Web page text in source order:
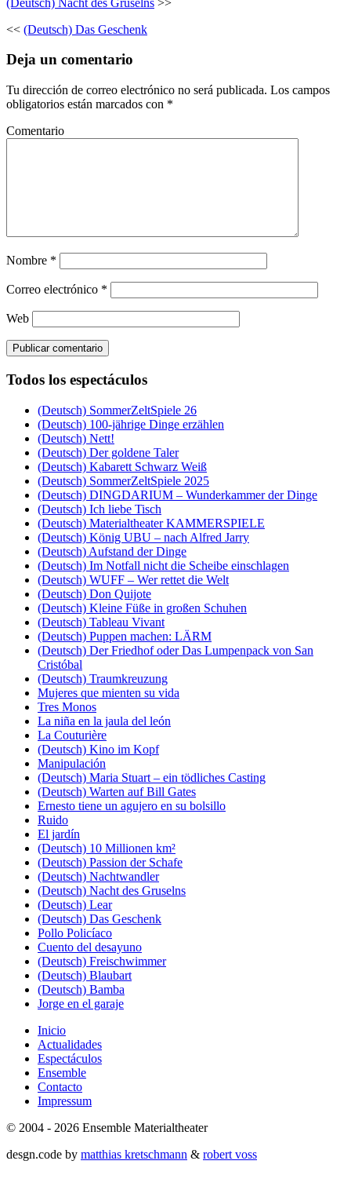
<< (Deutsch) Das Geschenk
Deja un comentario
Tu dirección de correo electrónico no será publicada. Los campos
obligatorios están marcados con *
Comentario
Nombre *
Correo electrónico *
Web
Todos los espectáculos
(Deutsch) SommerZeltSpiele 26
(Deutsch) 100-jährige Dinge erzählen
(Deutsch) Nett!
(Deutsch) Der goldene Taler
(Deutsch) Kabarett Schwarz Weiß
(Deutsch) SommerZeltSpiele 2025
(Deutsch) DINGDARIUM – Wunderkammer der Dinge
(Deutsch) Ich liebe Tisch
(Deutsch) Materialtheater KAMMERSPIELE
(Deutsch) König UBU – nach Alfred Jarry
(Deutsch) Aufstand der Dinge
(Deutsch) Im Notfall nicht die Scheibe einschlagen
(Deutsch) WUFF – Wer rettet die Welt
(Deutsch) Don Quijote
(Deutsch) Kleine Füße in großen Schuhen
(Deutsch) Tableau Vivant
(Deutsch) Puppen machen: LÄRM
(Deutsch) Der Friedhof oder Das Lumpenpack von San
Cristóbal
(Deutsch) Traumkreuzung
Mujeres que mienten su vida
Tres Monos
La niña en la jaula del león
La Couturière
(Deutsch) Kino im Kopf
Manipulación
(Deutsch) Maria Stuart – ein tödliches Casting
(Deutsch) Warten auf Bill Gates
Ernesto tiene un agujero en su bolsillo
Ruido
El jardín
(Deutsch) 10 Millionen km²
(Deutsch) Passion der Schafe
(Deutsch) Nachtwandler
(Deutsch) Nacht des Gruselns
(Deutsch) Lear
(Deutsch) Das Geschenk
Pollo Policíaco
Cuento del desayuno
(Deutsch) Freischwimmer
(Deutsch) Blaubart
(Deutsch) Bamba
Jorge en el garaje
Inicio
Actualidades
Espectáculos
Ensemble
Contacto
Impressum
© 2004 - 2026 Ensemble Materialtheater
desgn.code by matthias kretschmann & robert voss